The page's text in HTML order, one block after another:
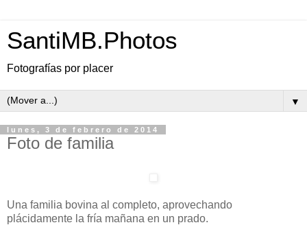
SantiMB.Photos
Fotografías por placer
▼
lunes, 3 de febrero de 2014
Foto de familia
Una familia bovina al completo, aprovechando
plácidamente la fría mañana en un prado.